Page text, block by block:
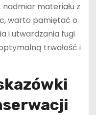
nadmiar materiału z
warto pamiętać o
i utwardzania fugi
trwałość i